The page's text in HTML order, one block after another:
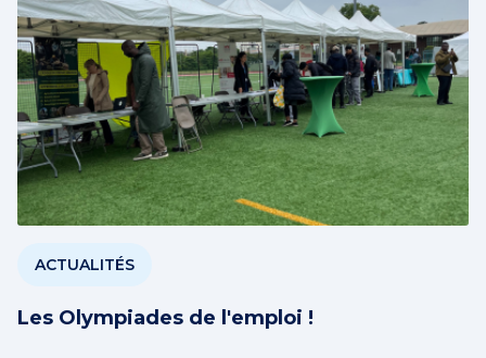
ACTUALITÉS
Les Olympiades de l'emploi !